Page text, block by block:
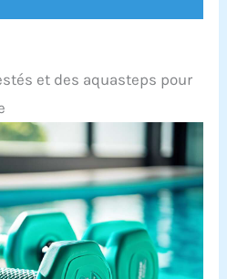
et des aquasteps pour